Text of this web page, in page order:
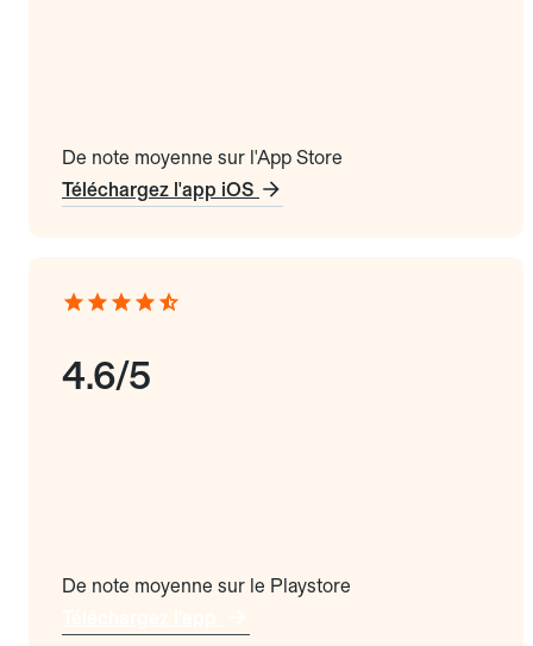
De note moyenne sur l'App Store
Téléchargez l'app iOS
4.6/5
De note moyenne sur le Playstore